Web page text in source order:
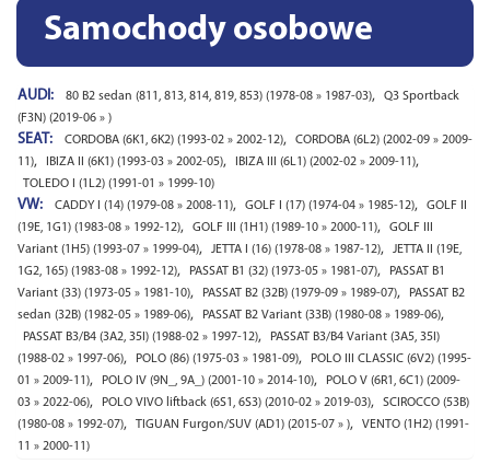
Samochody osobowe
AUDI: 80 B2 sedan (811, 813, 814, 819, 853) (1978-08 » 1987-03),
Q3 Sportback
(F3N) (2019-06 » )
SEAT: CORDOBA (6K1, 6K2) (1993-02 » 2002-12),
CORDOBA (6L2) (2002-09 » 2009-
11), IBIZA II (6K1) (1993-03 » 2002-05), IBIZA III (6L1) (2002-02 » 2009-11),
TOLEDO I (1L2) (1991-01 » 1999-10)
VW: CADDY I (14) (1979-08 » 2008-11), GOLF I (17) (1974-04 » 1985-12),
GOLF II
(19E, 1G1) (1983-08 » 1992-12), GOLF III (1H1) (1989-10 » 2000-11),
GOLF III
Variant (1H5) (1993-07 » 1999-04), JETTA I (16) (1978-08 » 1987-12),
JETTA II (19E,
1G2, 165) (1983-08 » 1992-12), PASSAT B1 (32) (1973-05 » 1981-07),
PASSAT B1
Variant (33) (1973-05 » 1981-10), PASSAT B2 (32B) (1979-09 » 1989-07),
PASSAT B2
sedan (32B) (1982-05 » 1989-06), PASSAT B2 Variant (33B) (1980-08 » 1989-06),
PASSAT B3/B4 (3A2, 35I) (1988-02 » 1997-12),
PASSAT B3/B4 Variant (3A5, 35I)
(1988-02 » 1997-06), POLO (86) (1975-03 » 1981-09),
POLO III CLASSIC (6V2) (1995-
01 » 2009-11), POLO IV (9N_, 9A_) (2001-10 » 2014-10),
POLO V (6R1, 6C1) (2009-
03 » 2022-06), POLO VIVO liftback (6S1, 6S3) (2010-02 » 2019-03),
SCIROCCO (53B)
(1980-08 » 1992-07), TIGUAN Furgon/SUV (AD1) (2015-07 » ),
VENTO (1H2) (1991-
11 » 2000-11)